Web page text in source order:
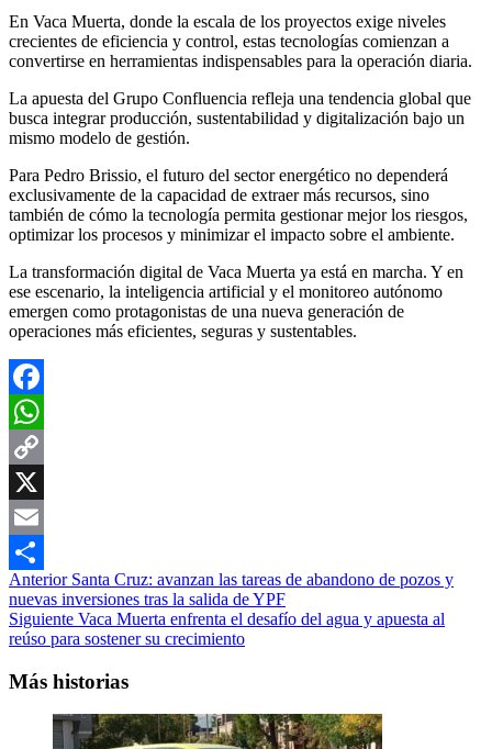
En Vaca Muerta, donde la escala de los proyectos exige niveles
crecientes de eficiencia y control, estas tecnologías comienzan a
convertirse en herramientas indispensables para la operación diaria.
La apuesta del Grupo Confluencia refleja una tendencia global que
busca integrar producción, sustentabilidad y digitalización bajo un
mismo modelo de gestión.
Para Pedro Brissio, el futuro del sector energético no dependerá
exclusivamente de la capacidad de extraer más recursos, sino
también de cómo la tecnología permita gestionar mejor los riesgos,
optimizar los procesos y minimizar el impacto sobre el ambiente.
La transformación digital de Vaca Muerta ya está en marcha. Y en
ese escenario, la inteligencia artificial y el monitoreo autónomo
emergen como protagonistas de una nueva generación de
operaciones más eficientes, seguras y sustentables.
Facebook
WhatsApp
Copy
Link
X
Email
Compartir
Navegación
de
entradas
AnteriorSanta Cruz: avanzan las tareas de abandono de pozos y
nuevas inversiones tras la salida de YPF
Siguiente Vaca Muerta enfrenta el desafío del agua y apuesta al
reúso para sostener su crecimiento
Más historias